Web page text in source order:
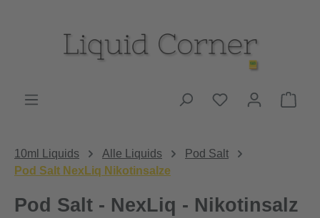
Du hast 0
10ml Liquids Alle Liquids
Pod Salt
Pod Salt NexLiq Nikotinsalze
Pod Salt - NexLiq - Nikotinsalz